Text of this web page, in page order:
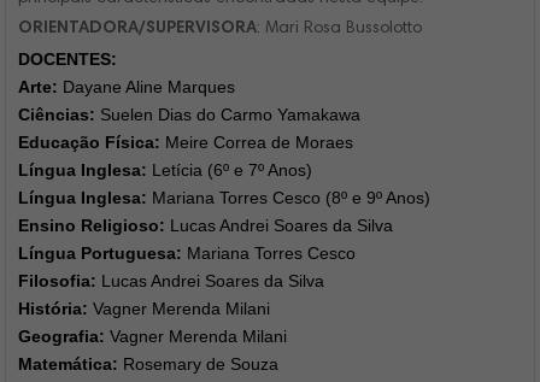
ORIENTADORA/SUPERVISORA: Mari Rosa Bussolotto
DOCENTES:
Arte: Dayane Aline Marques
Ciências: Suelen Dias do Carmo Yamakawa
Educação Física: Meire Correa de Moraes
Língua Inglesa: Letícia (6º e 7º Anos)
Língua Inglesa: Mariana Torres Cesco (8º e 9º Anos)
Ensino Religioso: Lucas Andrei Soares da Silva
Língua Portuguesa: Mariana Torres Cesco
Filosofia: Lucas Andrei Soares da Silva
História: Vagner Merenda Milani
Geografia: Vagner Merenda Milani
Matemática: Rosemary de Souza